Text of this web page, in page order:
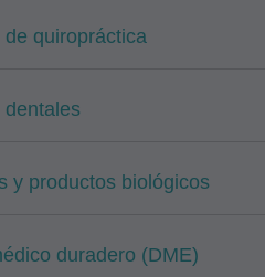
de quiropráctica
dentales
y productos biológicos
duradero (DME)